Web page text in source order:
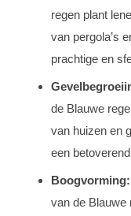
regen plant
van pergola’s
prachtige en
de Blauwe
van huizen en
een
Boogvorming:
van de Blauwe